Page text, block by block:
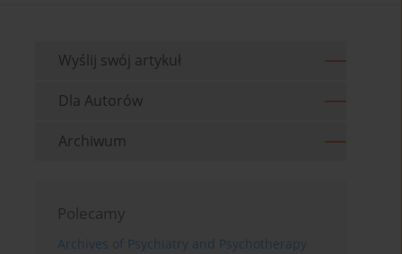
Wyślij swój artykuł
Dla Autorów
Archiwum
Polecamy
Archives of Psychiatry and Psychotherapy